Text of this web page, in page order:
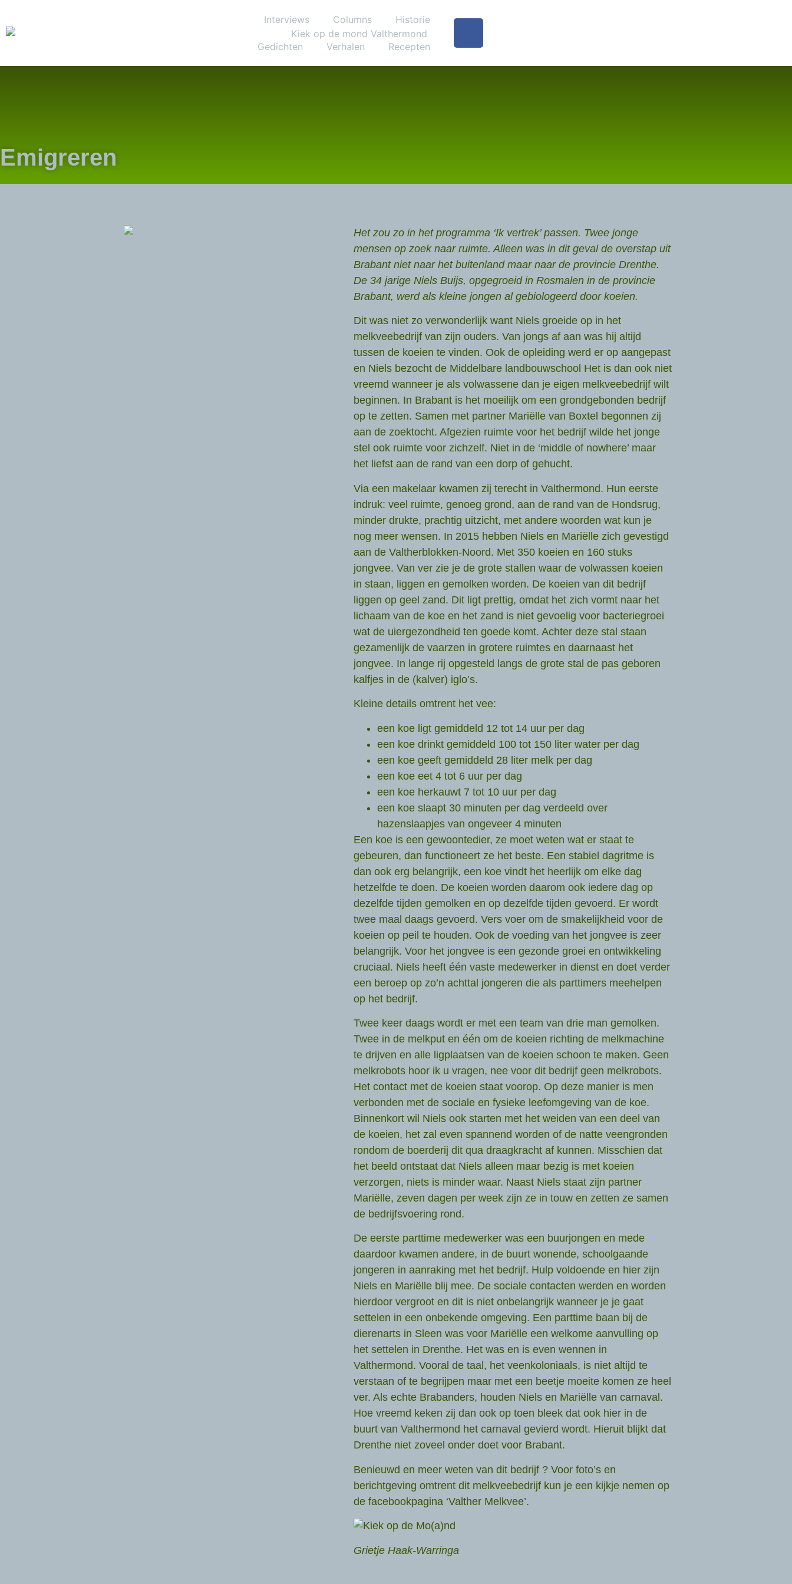
Interviews Columns Historie
Gedichten Verhalen Recepten
Emigreren
Het zou zo in het programma ‘Ik vertrek’ passen. Twee jonge
mensen op zoek naar ruimte. Alleen was in dit geval de overstap uit
Brabant niet naar het buitenland maar naar de provincie Drenthe.
De 34 jarige Niels Buijs, opgegroeid in Rosmalen in de provincie
Brabant, werd als kleine jongen al gebiologeerd door koeien.
Dit was niet zo verwonderlijk want Niels groeide op in het
melkveebedrijf van zijn ouders. Van jongs af aan was hij altijd
tussen de koeien te vinden. Ook de opleiding werd er op aangepast
en Niels bezocht de Middelbare landbouwschool Het is dan ook niet
vreemd wanneer je als volwassene dan je eigen melkveebedrijf wilt
beginnen. In Brabant is het moeilijk om een grondgebonden bedrijf
op te zetten. Samen met partner Mariëlle van Boxtel begonnen zij
aan de zoektocht. Afgezien ruimte voor het bedrijf wilde het jonge
stel ook ruimte voor zichzelf. Niet in de ‘middle of nowhere’ maar
het liefst aan de rand van een dorp of gehucht.
Via een makelaar kwamen zij terecht in Valthermond. Hun eerste
indruk: veel ruimte, genoeg grond, aan de rand van de Hondsrug,
minder drukte, prachtig uitzicht, met andere woorden wat kun je
nog meer wensen. In 2015 hebben Niels en Mariëlle zich gevestigd
aan de Valtherblokken-Noord. Met 350 koeien en 160 stuks
jongvee. Van ver zie je de grote stallen waar de volwassen koeien
in staan, liggen en gemolken worden. De koeien van dit bedrijf
liggen op geel zand. Dit ligt prettig, omdat het zich vormt naar het
lichaam van de koe en het zand is niet gevoelig voor bacteriegroei
wat de uiergezondheid ten goede komt. Achter deze stal staan
gezamenlijk de vaarzen in grotere ruimtes en daarnaast het
jongvee. In lange rij opgesteld langs de grote stal de pas geboren
kalfjes in de (kalver) iglo’s.
Kleine details omtrent het vee:
een koe ligt gemiddeld 12 tot 14 uur per dag
een koe drinkt gemiddeld 100 tot 150 liter water per dag
een koe geeft gemiddeld 28 liter melk per dag
een koe eet 4 tot 6 uur per dag
een koe herkauwt 7 tot 10 uur per dag
een koe slaapt 30 minuten per dag verdeeld over
hazenslaapjes van ongeveer 4 minuten
Een koe is een gewoontedier, ze moet weten wat er staat te
gebeuren, dan functioneert ze het beste. Een stabiel dagritme is
dan ook erg belangrijk, een koe vindt het heerlijk om elke dag
hetzelfde te doen. De koeien worden daarom ook iedere dag op
dezelfde tijden gemolken en op dezelfde tijden gevoerd. Er wordt
twee maal daags gevoerd. Vers voer om de smakelijkheid voor de
koeien op peil te houden. Ook de voeding van het jongvee is zeer
belangrijk. Voor het jongvee is een gezonde groei en ontwikkeling
cruciaal. Niels heeft één vaste medewerker in dienst en doet verder
een beroep op zo’n achttal jongeren die als parttimers meehelpen
op het bedrijf.
Twee keer daags wordt er met een team van drie man gemolken.
Twee in de melkput en één om de koeien richting de melkmachine
te drijven en alle ligplaatsen van de koeien schoon te maken. Geen
melkrobots hoor ik u vragen, nee voor dit bedrijf geen melkrobots.
Het contact met de koeien staat voorop. Op deze manier is men
verbonden met de sociale en fysieke leefomgeving van de koe.
Binnenkort wil Niels ook starten met het weiden van een deel van
de koeien, het zal even spannend worden of de natte veengronden
rondom de boerderij dit qua draagkracht af kunnen. Misschien dat
het beeld ontstaat dat Niels alleen maar bezig is met koeien
verzorgen, niets is minder waar. Naast Niels staat zijn partner
Mariëlle, zeven dagen per week zijn ze in touw en zetten ze samen
de bedrijfsvoering rond.
De eerste parttime medewerker was een buurjongen en mede
daardoor kwamen andere, in de buurt wonende, schoolgaande
jongeren in aanraking met het bedrijf. Hulp voldoende en hier zijn
Niels en Mariëlle blij mee. De sociale contacten werden en worden
hierdoor vergroot en dit is niet onbelangrijk wanneer je je gaat
settelen in een onbekende omgeving. Een parttime baan bij de
dierenarts in Sleen was voor Mariëlle een welkome aanvulling op
het settelen in Drenthe. Het was en is even wennen in
Valthermond. Vooral de taal, het veenkoloniaals, is niet altijd te
verstaan of te begrijpen maar met een beetje moeite komen ze heel
ver. Als echte Brabanders, houden Niels en Mariëlle van carnaval.
Hoe vreemd keken zij dan ook op toen bleek dat ook hier in de
buurt van Valthermond het carnaval gevierd wordt. Hieruit blijkt dat
Drenthe niet zoveel onder doet voor Brabant.
Benieuwd en meer weten van dit bedrijf ? Voor foto’s en
berichtgeving omtrent dit melkveebedrijf kun je een kijkje nemen op
de facebookpagina ‘Valther Melkvee’.
Grietje Haak-Warringa